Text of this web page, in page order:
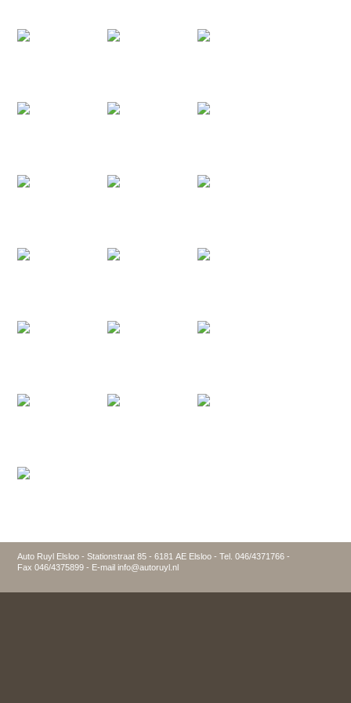
Auto Ruyl Elsloo - Stationstraat 85 - 6181 AE Elsloo - Tel. 046/4371766 -
Fax 046/4375899 - E-mail info@autoruyl.nl